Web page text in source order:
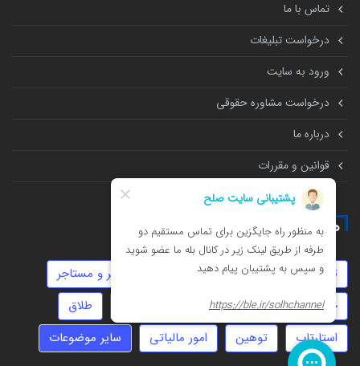
تماس با ما
درخواست تبلیغات
ورود به سایت
درخواست مشاوره حقوقی
درباره ما
قوانین و مقررات
همه چیز درباره
ثبت شرکت مهریه عقد دائم
موجر و مستاجر
جعل
دیه خیانت
طلاق
استارتاپ
توهین امور مالیاتی سایر موضوعات